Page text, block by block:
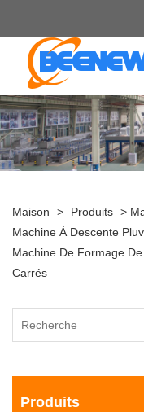
Maison > Produits >
Machine À Descente
Machine De Formage
Carrés
Produits